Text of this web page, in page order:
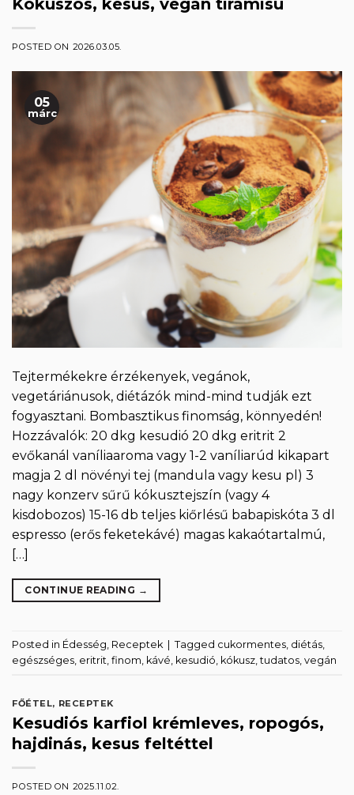
POSTED ON 2026.03.05.
05
márc
Tejtermékekre érzékenyek, vegánok,
vegetáriánusok, diétázók mind-mind tudják ezt
fogyasztani. Bombasztikus finomság, könnyedén!
Hozzávalók: 20 dkg kesudió 20 dkg eritrit 2
evőkanál vaníliaaroma vagy 1-2 vaníliarúd kikapart
magja 2 dl növényi tej (mandula vagy kesu pl) 3
nagy konzerv sűrű kókusztejszín (vagy 4
kisdobozos) 15-16 db teljes kiőrlésű babapiskóta 3 dl
espresso (erős feketekávé) magas kakaótartalmú,
[…]
CONTINUE READING →
Posted in Édesség Receptek | Tagged cukormentes diétás
egészséges eritrit finom kávé kesudió kókusz ,tudatos vegán
FŐÉTEL, RECEPTEK
Kesudiós karfiol krémleves, ropogós,
hajdinás, kesus feltéttel
POSTED ON 2025.11.02.